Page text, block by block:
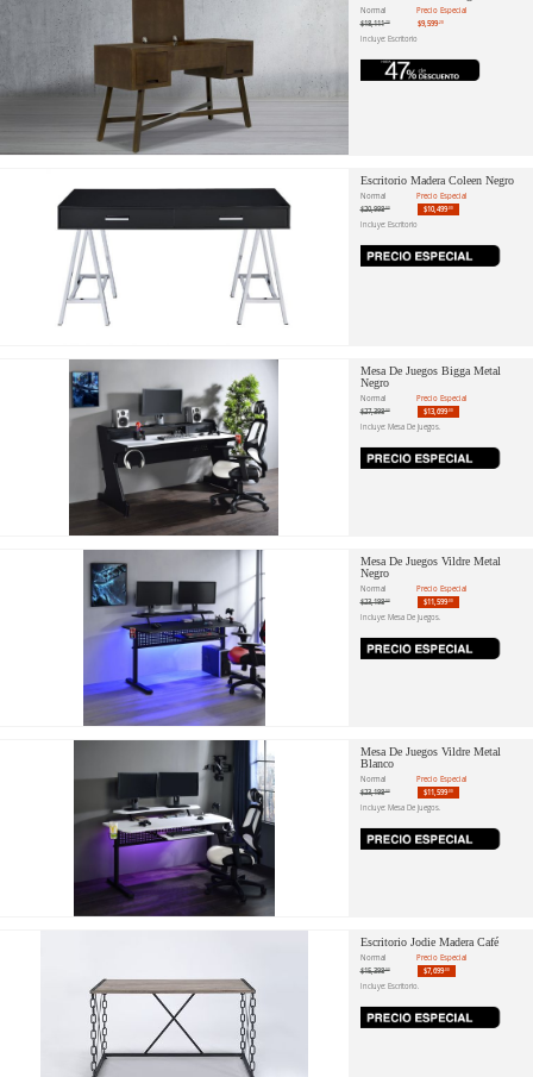
Normal
$18,111.70
Precio Especial
$9,599.20
Incluye: Escritorio
Escritorio Madera Coleen Negro
Normal
$20,998 .00
Precio Especial
$10,499.00
Incluye: Escritorio
Mesa De Juegos Bigga Metal
Negro
Normal
$27,398 .00
Precio Especial
$13,699.00
Incluye: Mesa De Juegos.
Mesa De Juegos Vildre Metal
Negro
Normal
$23,198 .00
Precio Especial
$11,599.00
Incluye: Mesa De Juegos.
Mesa De Juegos Vildre Metal
Blanco
Normal
$23,198 .00
Precio Especial
$11,599.00
Incluye: Mesa De Juegos.
Escritorio Jodie Madera Café
Normal
$15,398 .00
Precio Especial
$7,699.00
Incluye: Escritorio.